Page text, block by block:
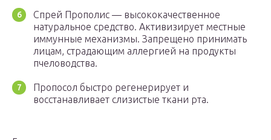
Спрей Прополис — высококачественное
натуральное средство. Активизирует местные
иммунные механизмы. Запрещено принимать
лицам, страдающим аллергией на продукты
пчеловодства.
Пропосол быстро регенерирует и
восстанавливает слизистые ткани рта.